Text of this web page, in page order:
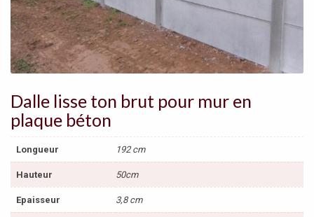
Dalle lisse ton brut pour mur en
plaque béton
Longueur 192 cm
Hauteur 50cm
Epaisseur 3,8 cm